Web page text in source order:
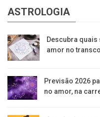
ASTROLOGIA
Descubra
amor no
Previsão 2026
no amor, na